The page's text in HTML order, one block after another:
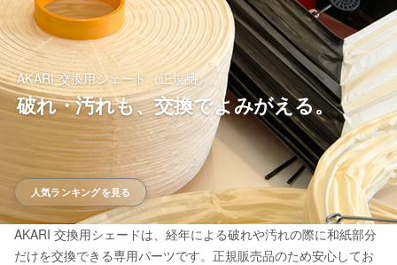
人気ランキングを見る
AKARI 交換用シェード（正規品）
破れ・汚れも、交換でよみがえる。
AKARI 交換用シェードは、経年による破れや汚れの際に和紙部分
だけを交換できる専用パーツです。正規販売品のため安心してお